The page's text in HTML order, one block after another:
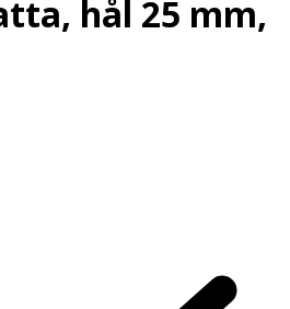
hål 25 mm,